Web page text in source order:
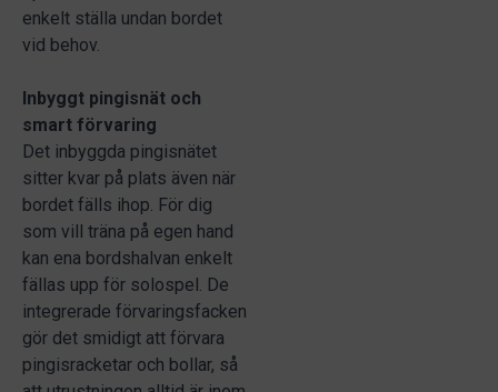
enkelt ställa undan bordet
vid behov.
Inbyggt pingisnät och
smart förvaring
Det inbyggda pingisnätet
sitter kvar på plats även när
bordet fälls ihop. För dig
som vill träna på egen hand
kan ena bordshalvan enkelt
fällas upp för solospel. De
integrerade förvaringsfacken
gör det smidigt att förvara
pingisracketar och bollar, så